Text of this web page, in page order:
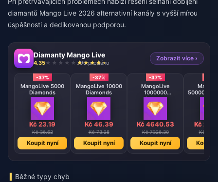
diamantů Mango Live 2026 alternativní kanály s vyšší mírou
úspěšnosti a dedikovanou podporou.
Diamanty Mango Live
4.35 790 prodáno
Zobrazit více ›
-37%
MangoLive 5000
Diamonds
Kč 23.19
Kč 36.62
Koupit nyní
-37%
MangoLive 10000
Diamonds
Kč 46.39
Kč 73.28
Koupit nyní
-37%
MangoLive
1000000
Diamonds
Kč 4640.53
Kč 7326.30
Koupit nyní
500000
Kč
Kč
Koupit
Běžné typy chyb